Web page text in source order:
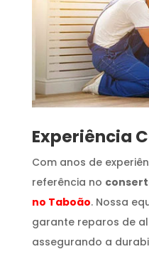
​Experiência
Com anos de
referência no
no Taboão. Nossa
garante reparos de
assegurando a